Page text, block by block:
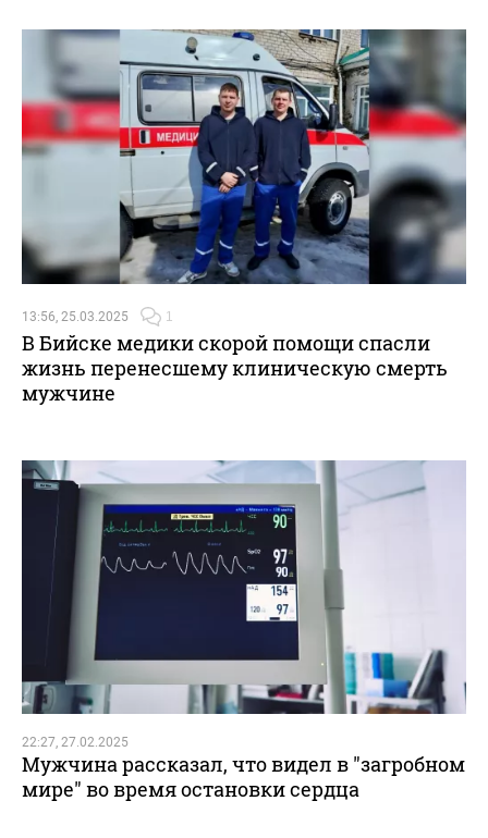
13:56, 25.03.2025 1
В Бийске медики скорой помощи спасли
жизнь перенесшему клиническую смерть
мужчине
22:27, 27.02.2025
Мужчина рассказал, что видел в "загробном
мире" во время остановки сердца